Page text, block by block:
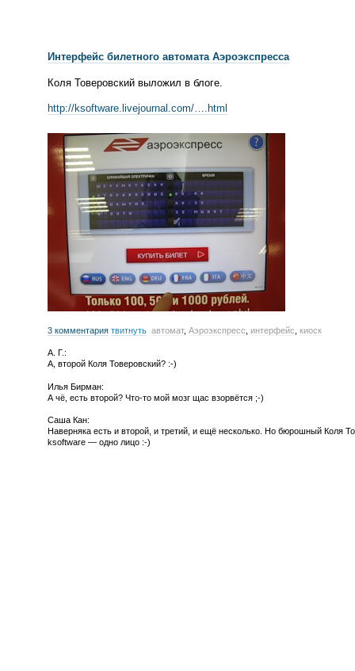
Интерфейс билетного автомата Аэроэкспресса
Коля Товеровский выложил в блоге.
http://ksoftware.livejournal.com/….html
3 комментария твитнуть автомат, Аэроэкспресс интерфейс киоск
А. Г.:
А, второй Коля Товеровский? :-)
Илья Бирман:
А чё, есть второй? Что-то мой мозг щас взорвётся ;-)
Саша Кан:
Наверняка есть и второй, и третий, и ещё несколько. Но бюрошный Коля
ksoftware — одно лицо :-)